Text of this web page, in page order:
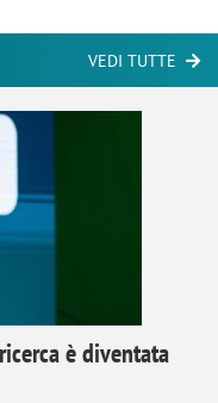
VEDI TUTTE
è diventata